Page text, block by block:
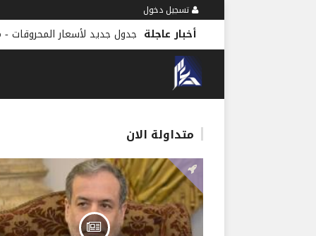
تسجيل دخول
أخبار عاجلة جدول جديد لأسعار المحروقات-
متداولة الان